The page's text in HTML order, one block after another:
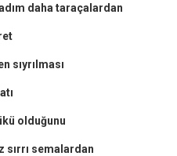
daha taraçalardan
sıyrılması
olduğunu
sırrı semalardan